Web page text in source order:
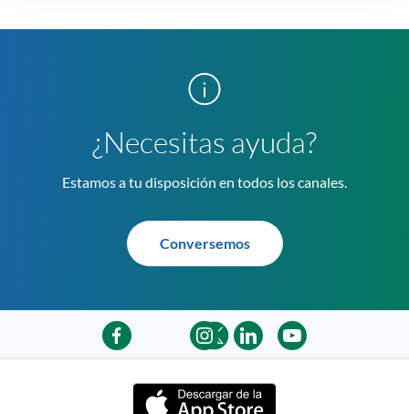
¿Necesitas ayuda?
Estamos a tu disposición en todos los canales.
Conversemos